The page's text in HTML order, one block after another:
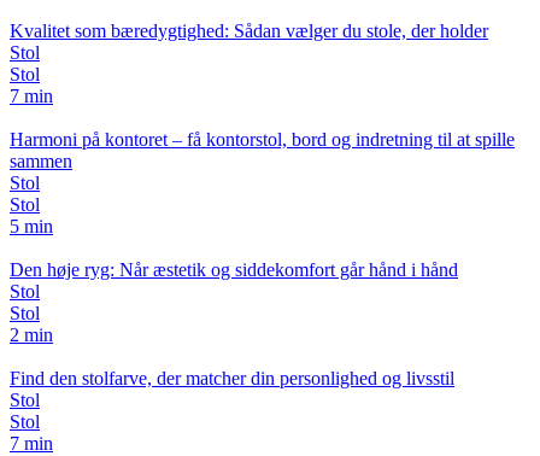
Kvalitet som bæredygtighed: Sådan vælger du stole, der holder
Stol
Stol
7 min
Harmoni på kontoret – få kontorstol, bord og indretning til at spille
sammen
Stol
Stol
5 min
Den høje ryg: Når æstetik og siddekomfort går hånd i hånd
Stol
Stol
2 min
Find den stolfarve, der matcher din personlighed og livsstil
Stol
Stol
7 min